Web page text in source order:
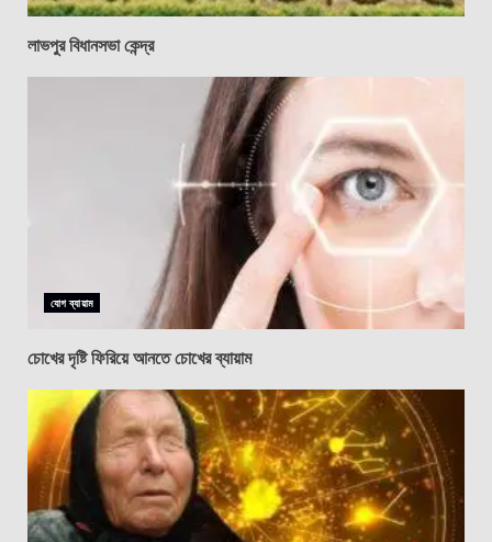
লাভপুর বিধানসভা কেন্দ্র
যোগ ব্যায়াম
চোখের দৃষ্টি ফিরিয়ে আনতে চোখের ব্যায়াম